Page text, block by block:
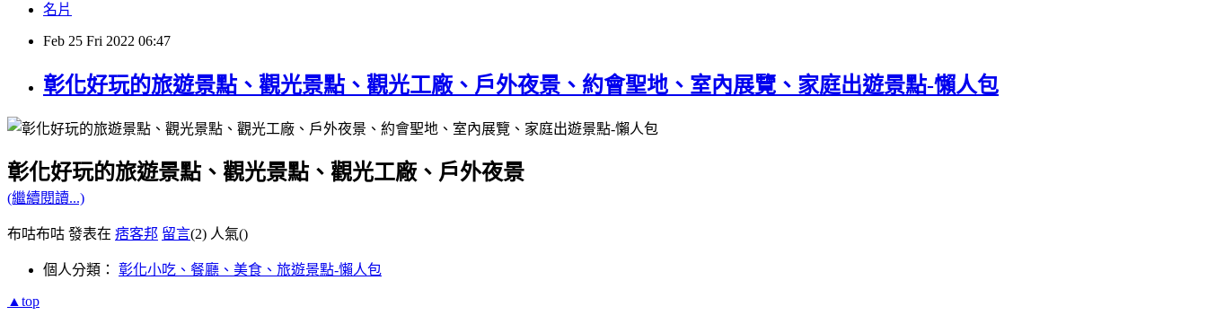
名片
Feb 25 Fri 2022 06:47
彰化好玩的旅遊景點、觀光景點、觀光工廠、戶外夜景、約會聖地、室內展覽、家庭出遊景點-懶人包
彰化好玩的旅遊景點、觀光景點、觀光工廠、戶外夜景
(繼續閱讀...)
布咕布咕 發表在 痞客邦 留言(2) 人氣()
個人分類： 彰化小吃、餐廳、美食、旅遊景點-懶人包
▲top